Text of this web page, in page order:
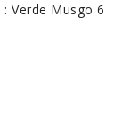
: Verde Musgo 6